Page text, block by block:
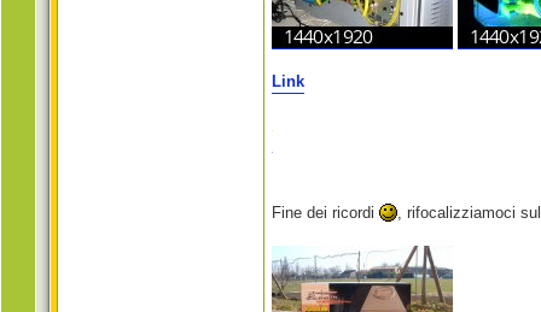
Link
Fine dei ricordi , rifocalizziamoci